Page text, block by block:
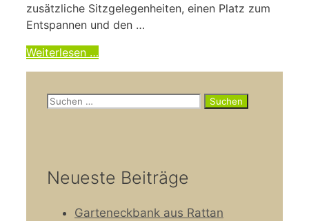
zusätzliche Sitzgelegenheiten, einen Platz zum
Entspannen und den …
Weiterlesen …
Suchen
Neueste Beiträge
Garteneckbank aus Rattan